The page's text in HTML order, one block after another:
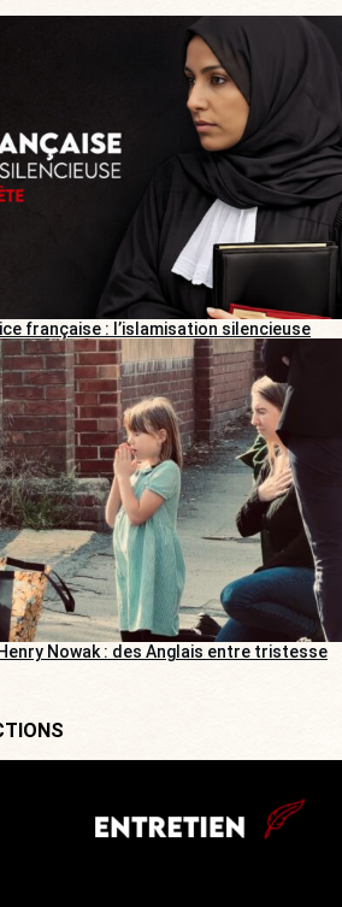
française : l’islamisation silencieuse
Nowak : des Anglais entre tristesse